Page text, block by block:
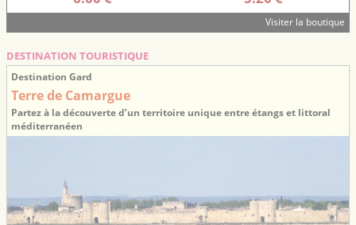
Visiter la boutique
DESTINATION TOURISTIQUE
Destination Gard
Terre de Camargue
Partez à la découverte d’un territoire unique entre étangs et littoral
méditerranéen